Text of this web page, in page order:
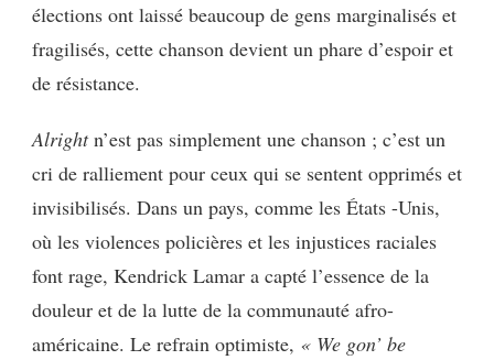
élections ont laissé beaucoup de gens marginalisés et
fragilisés, cette chanson devient un phare d’espoir et
de résistance.
Alrightn’est pas simplement une chanson ; c’est un
cri de ralliement pour ceux qui se sentent opprimés et
invisibilisés. Dans un pays, comme les États -Unis,
où les violences policières et les injustices raciales
font rage, Kendrick Lamar a capté l’essence de la
douleur et de la lutte de la communauté afro-
américaine. Le refrain optimiste, « We gon’ be